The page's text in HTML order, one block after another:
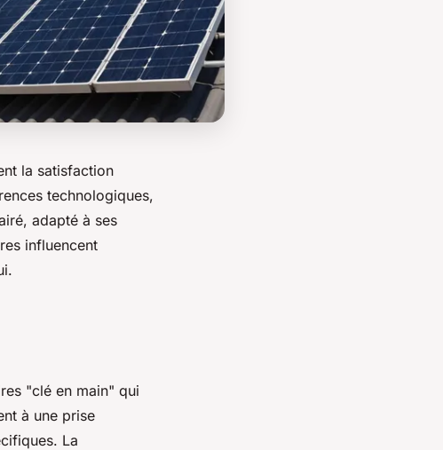
la satisfaction
technologiques,
adapté à ses
influencent
"clé en main" qui
à une prise
La